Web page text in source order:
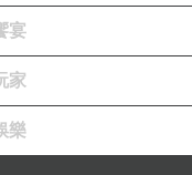
宴
家
樂